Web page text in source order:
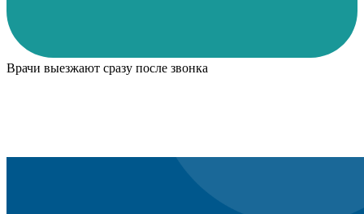
Врачи выезжают сразу после звонка